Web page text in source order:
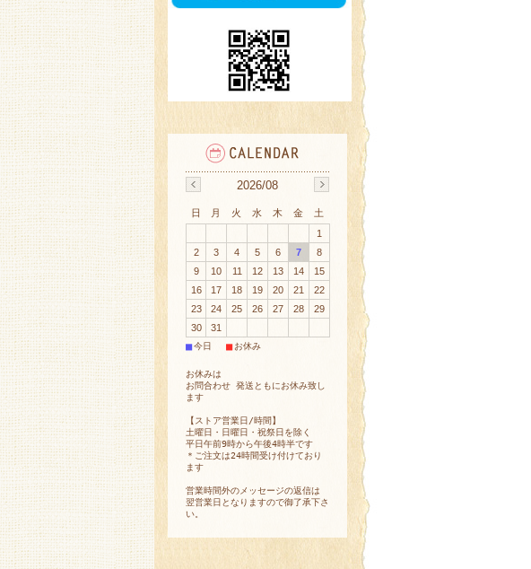
2026/08
日 月 火 水 木 金
土
1
2
3 4 5 6 7
8
9
10 11 12 13 14
15
16
17 18 19 20 21
22
23
24 25 26 27 28
29
30
31
■今日 ■お休み
お休みは
お問合わせ 発送ともにお休み致し
ます
【ストア営業日/時間】
土曜日・日曜日・祝祭日を除く
平日午前9時から午後4時半です
＊ご注文は24時間受け付けており
ます
営業時間外のメッセージの返信は
翌営業日となりますので御了承下さ
い。